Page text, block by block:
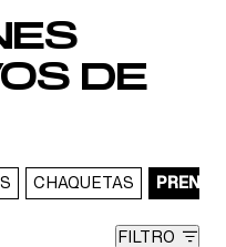
DE
CHAQUETAS
FILTRO